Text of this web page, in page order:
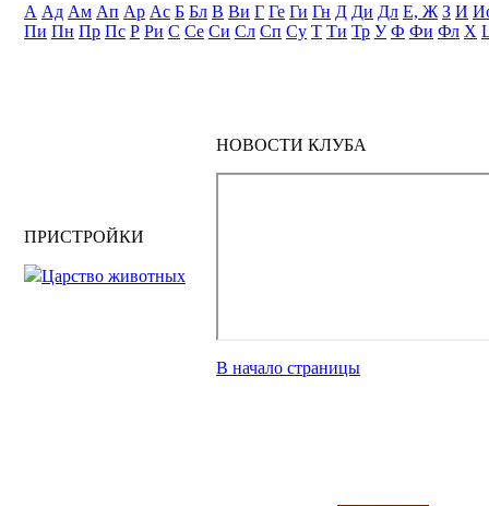
А Ад Ам Ап Ар Ас Б Бл В Ви Г Ге Ги Гн Д Ди Дл Е, Ж З И
Пи Пн Пр Пс Р Ри С Се Си Сл Сп Су Т Ти Тр У Ф Фи Фл Х
ПРИСТРОЙКИ
Царство животных
НОВОСТИ КЛУБА
В начало страницы